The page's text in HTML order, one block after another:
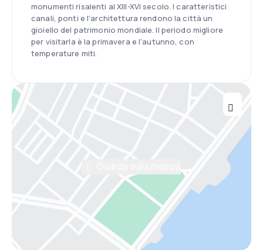
monumenti risalenti al XIII-XVI secolo. I caratteristici
canali, ponti e l'architettura rendono la città un
gioiello del patrimonio mondiale. Il periodo migliore
per visitarla è la primavera e l'autunno, con
temperature miti.